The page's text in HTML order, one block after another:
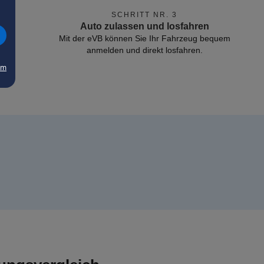
SCHRITT NR. 3
Auto zulassen und losfahren
Mit der eVB können Sie Ihr Fahrzeug bequem
anmelden und direkt losfahren.